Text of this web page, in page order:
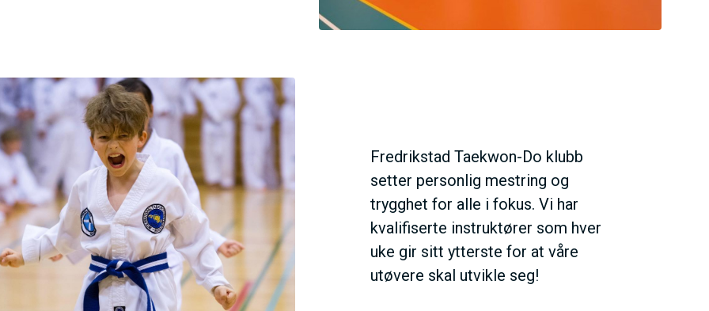
Fredrikstad Taekwon-Do klubb
setter personlig mestring og
trygghet for alle i fokus. Vi har
kvalifiserte instruktører som hver
uke gir sitt ytterste for at våre
utøvere skal utvikle seg!